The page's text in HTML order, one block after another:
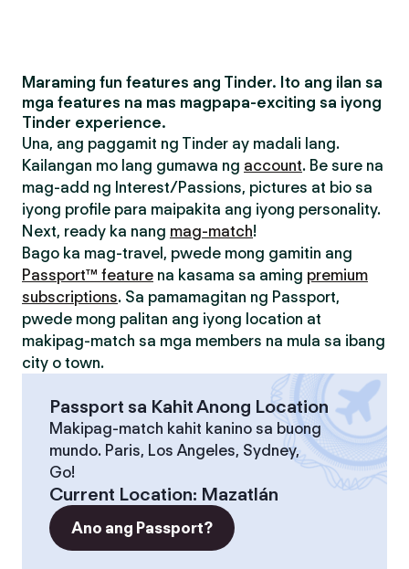
Maraming fun features ang Tinder. Ito ang ilan sa
mga features na mas magpapa-exciting sa iyong
Tinder experience.
Una, ang paggamit ng Tinder ay madali lang.
Kailangan mo lang gumawa ng account. Be sure na
mag-add ng Interest/Passions, pictures at bio sa
iyong profile para maipakita ang iyong personality.
Next, ready ka nang mag-match!
Bago ka mag-travel, pwede mong gamitin ang
Passport™ feature na kasama sa aming premium
subscriptions. Sa pamamagitan ng Passport,
pwede mong palitan ang iyong location at
makipag-match sa mga members na mula sa ibang
city o town.
Passport sa Kahit Anong Location
Makipag-match kahit kanino sa buong
mundo. Paris, Los Angeles, Sydney,
Go!
Current Location: Mazatlán
Ano ang Passport?